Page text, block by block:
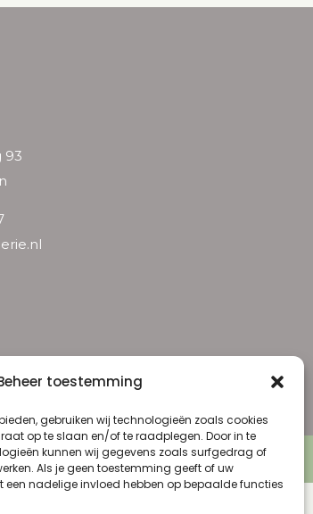
toestemming
gebruiken wij technologieën zoals cookies
op te slaan en/of te raadplegen. Door in te
kunnen wij gegevens zoals surfgedrag of
Als je geen toestemming geeft of uw
een nadelige invloed hebben op bepaalde functies
93